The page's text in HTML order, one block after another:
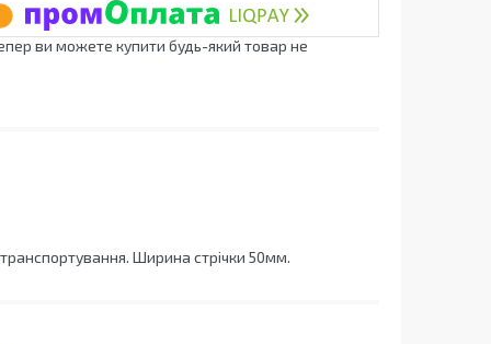
ви можете купити будь-який товар не
Ширина стрічки 50мм.